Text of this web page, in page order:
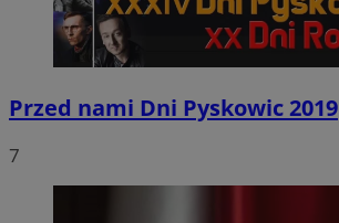
Przed nami Dni Pyskowic 2019
7